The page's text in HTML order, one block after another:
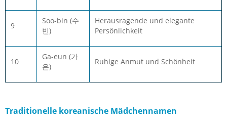
9
Soo-bin (수
빈)
Herausragende und elegante
Persönlichkeit
10
Ga-eun (가
은)
Ruhige Anmut und Schönheit
Traditionelle koreanische Mädchennamen